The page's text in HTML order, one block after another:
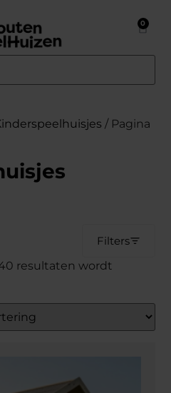
0
/ Pagina
Filters
40 resultaten wordt